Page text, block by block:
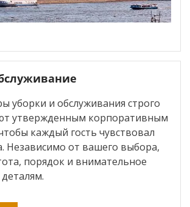
уборки и обслуживания строго
утвержденным корпоративным
каждый гость чувствовал
Независимо от вашего выбора,
порядок и внимательное